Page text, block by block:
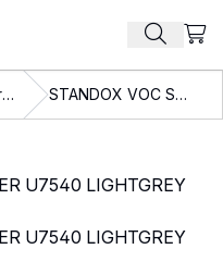
Zoek
Grondlakken STANDOX VOC SYSTEM FILLER U7540 LIGHTGREY